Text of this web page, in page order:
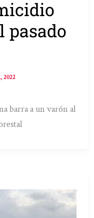
pasado
2022
barra a un varón al